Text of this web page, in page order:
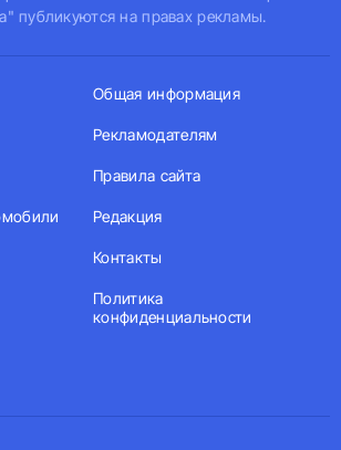
публикуются на правах рекламы.
Общая информация
Рекламодателям
Правила сайта
Редакция
Контакты
Политика
конфиденциальности